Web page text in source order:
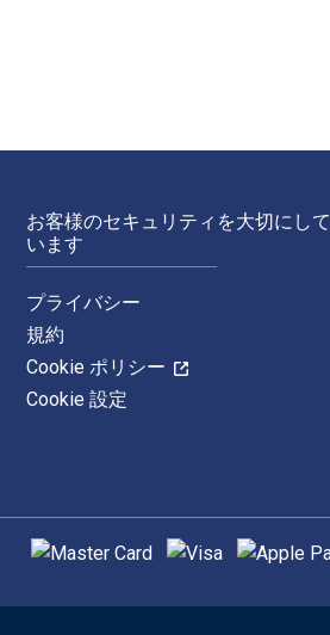
お客様のセキュリティを大切にして
います
プライバシー
規約
Cookie ポリシー
Cookie 設定
サポートされている支払い方法